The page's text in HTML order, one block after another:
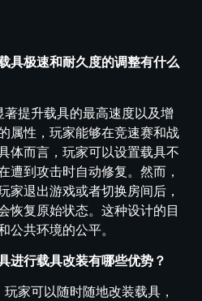
具极速和耐久度的调整有什么
著提升载具的最高速度以及增
属性，玩家能够在竞速赛和战
体而言，玩家可以设置载具不
遭到攻击时自动修复。然而，
家退出游戏或者切换房间后，
恢复原始状态。这种设计的目
公共环境的公平。
进行载具改装有哪些优势？
家可以随时随地改装载具，